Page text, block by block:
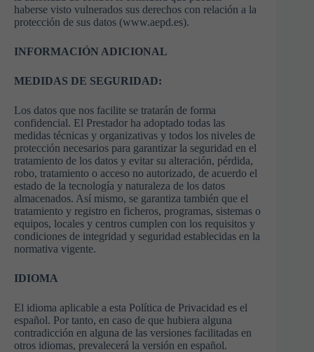
haberse visto vulnerados sus derechos con relación a la
protección de sus datos (www.aepd.es).
INFORMACIÓN ADICIONAL
MEDIDAS DE SEGURIDAD:
Los datos que nos facilite se tratarán de forma
confidencial. El Prestador ha adoptado todas las
medidas técnicas y organizativas y todos los niveles de
protección necesarios para garantizar la seguridad en el
tratamiento de los datos y evitar su alteración, pérdida,
robo, tratamiento o acceso no autorizado, de acuerdo el
estado de la tecnología y naturaleza de los datos
almacenados. Así mismo, se garantiza también que el
tratamiento y registro en ficheros, programas, sistemas o
equipos, locales y centros cumplen con los requisitos y
condiciones de integridad y seguridad establecidas en la
normativa vigente.
IDIOMA
El idioma aplicable a esta Política de Privacidad es el
español. Por tanto, en caso de que hubiera alguna
contradicción en alguna de las versiones facilitadas en
otros idiomas, prevalecerá la versión en español.